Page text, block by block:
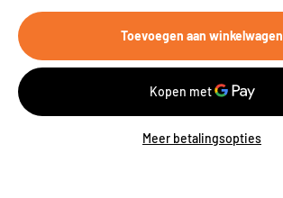
Toevoegen aan winkelwagen
Meer betalingsopties